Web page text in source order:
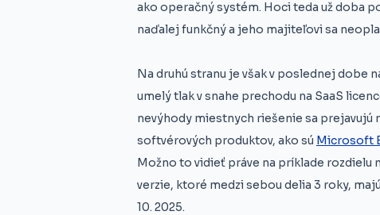
ako operačný systém. Hoci teda už doba
naďalej funkčný a jeho majiteľovi sa
Na druhú stranu je však v poslednej dobe
umelý tlak v snahe prechodu na SaaS
nevýhody miestnych riešenie sa prejavujú
softvérových produktov, ako sú Microsoft
Možno to vidieť práve na príklade rozdielu
verzie, ktoré medzi sebou delia 3 roky,
10. 2025.